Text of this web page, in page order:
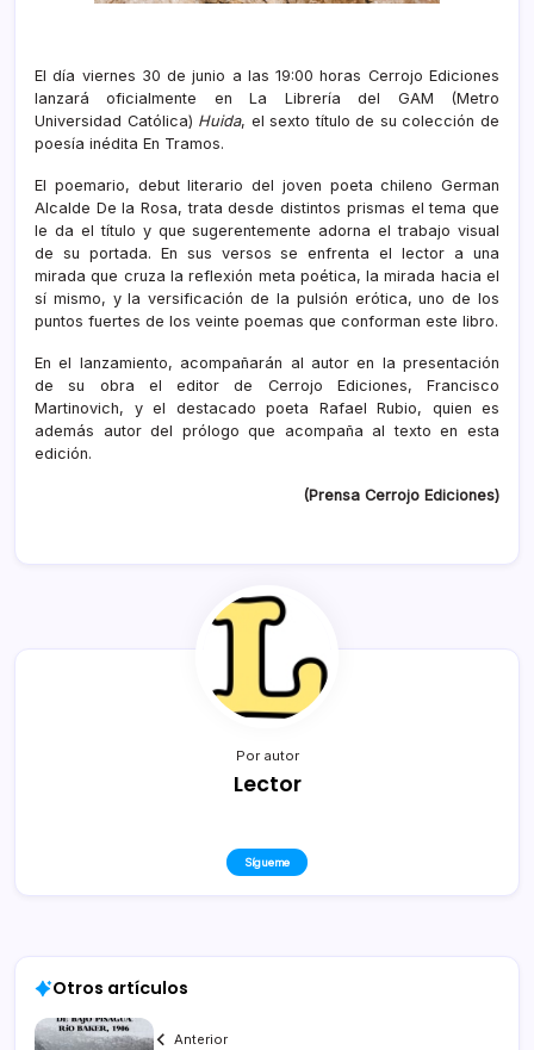
El día viernes 30 de junio a las 19:00 horas Cerrojo Ediciones
lanzará oficialmente en La Librería del GAM (Metro
Universidad Católica) Huida, el sexto título de su colección de
poesía inédita En Tramos.
El poemario, debut literario del joven poeta chileno German
Alcalde De la Rosa, trata desde distintos prismas el tema que
le da el título y que sugerentemente adorna el trabajo visual
de su portada. En sus versos se enfrenta el lector a una
mirada que cruza la reflexión meta poética, la mirada hacia el
sí mismo, y la versificación de la pulsión erótica, uno de los
puntos fuertes de los veinte poemas que conforman este libro.
En el lanzamiento, acompañarán al autor en la presentación
de su obra el editor de Cerrojo Ediciones, Francisco
Martinovich, y el destacado poeta Rafael Rubio, quien es
además autor del prólogo que acompaña al texto en esta
edición.
(Prensa Cerrojo Ediciones)
Por autor
Lector
Sígueme
Otros artículos
Anterior